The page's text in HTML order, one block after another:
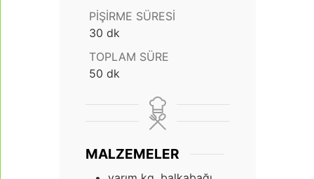
PIŞIRME SÜRESI
30 dakika
dk
TOPLAM SÜRE
50 dakika
dk
MALZEMELER